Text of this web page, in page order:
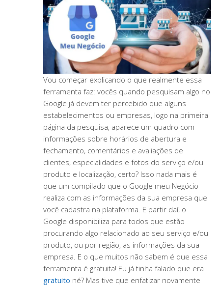
Vou começar explicando o que realmente essa
ferramenta faz: vocês quando pesquisam algo no
Google já devem ter percebido que alguns
estabelecimentos ou empresas, logo na primeira
página da pesquisa, aparece um quadro com
informações sobre horários de abertura e
fechamento, comentários e avaliações de
clientes, especialidades e fotos do serviço e/ou
produto e localização, certo? Isso nada mais é
que um compilado que o Google meu Negócio
realiza com as informações da sua empresa que
você cadastra na plataforma. E partir daí, o
Google disponibiliza para todos que estão
procurando algo relacionado ao seu serviço e/ou
produto, ou por região, as informações da sua
empresa. E o que muitos não sabem é que essa
ferramenta é gratuita! Eu já tinha falado que era
gratuito né? Mas tive que enfatizar novamente